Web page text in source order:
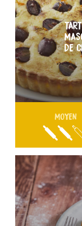
DE
MOYEN